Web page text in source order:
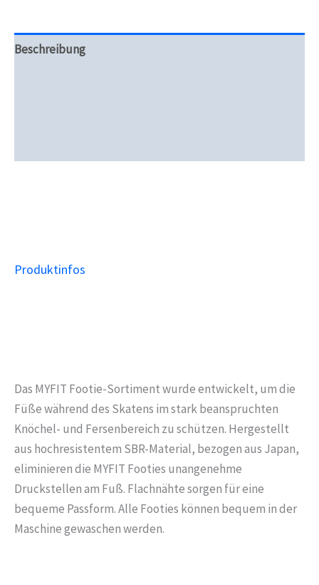
Beschreibung
Produktinfos
Das MYFIT Footie-Sortiment wurde entwickelt, um die
Füße während des Skatens im stark beanspruchten
Knöchel- und Fersenbereich zu schützen. Hergestellt
aus hochresistentem SBR-Material, bezogen aus Japan,
eliminieren die MYFIT Footies unangenehme
Druckstellen am Fuß. Flachnähte sorgen für eine
bequeme Passform. Alle Footies können bequem in der
Maschine gewaschen werden.